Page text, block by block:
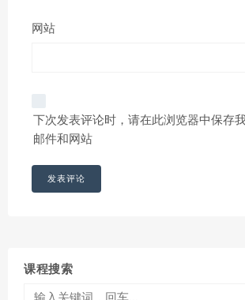
网站
下次发表评论时，请在此浏览器中保存
邮件和网站
课程搜索